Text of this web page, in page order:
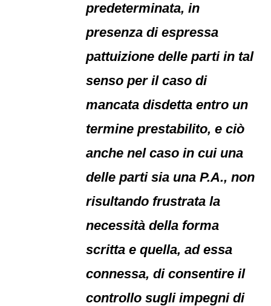
predeterminata, in
presenza di espressa
pattuizione delle parti in tal
senso per il caso di
mancata disdetta entro un
termine prestabilito, e ciò
anche nel caso in cui una
delle parti sia una P.A., non
risultando frustrata la
necessità della forma
scritta e quella, ad essa
connessa, di consentire il
controllo sugli impegni di